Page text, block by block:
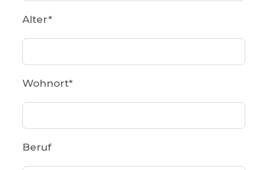
Alter*
Wohnort*
Beruf